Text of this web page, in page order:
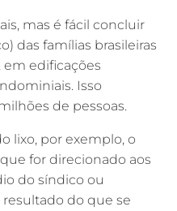
mas é fácil concluir
das famílias brasileiras
em edificações
Isso
de pessoas.
lixo, por exemplo, o
for direcionado aos
do síndico ou
do que se